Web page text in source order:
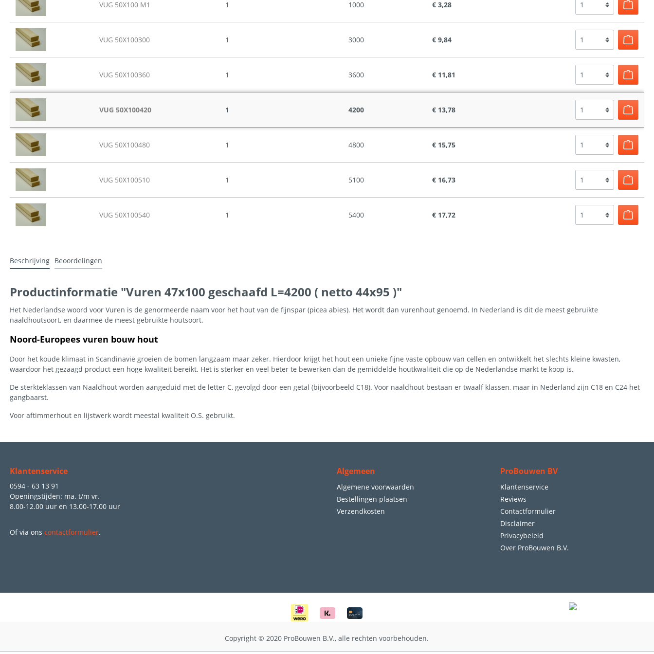
VUG 50X100 M1 1 1000 € 3,28
VUG 50X100300 1 3000 € 9,84
VUG 50X100360 1 3600 € 11,81
VUG 50X100420 1 4200 € 13,78
VUG 50X100480 1 4800 € 15,75
VUG 50X100510 1 5100 € 16,73
VUG 50X100540 1 5400 € 17,72
Beschrijving Beoordelingen
Productinformatie "Vuren 47x100 geschaafd L=4200 ( netto 44x95 )"
Het Nederlandse woord voor Vuren is de genormeerde naam voor het hout van de fijnspar (picea abies). Het wordt dan vurenhout genoemd. In Nederland is dit de meest gebruikte
naaldhoutsoort, en daarmee de meest gebruikte houtsoort.
Noord-Europees vuren bouw hout
Door het koude klimaat in Scandinavië groeien de bomen langzaam maar zeker. Hierdoor krijgt het hout een unieke fijne vaste opbouw van cellen en ontwikkelt het slechts kleine kwasten,
waardoor het gezaagd product een hoge kwaliteit bereikt. Het is sterker en veel beter te bewerken dan de gemiddelde houtkwaliteit die op de Nederlandse markt te koop is.
De sterkteklassen van Naaldhout worden aangeduid met de letter C, gevolgd door een getal (bijvoorbeeld C18). Voor naaldhout bestaan er twaalf klassen, maar in Nederland zijn C18 en C24 het
gangbaarst.
Voor aftimmerhout en lijstwerk wordt meestal kwaliteit O.S. gebruikt.
Klantenservice
0594 - 63 13 91
Openingstijden: ma. t/m vr.
8.00-12.00 uur en 13.00-17.00 uur
Of via ons contactformulier.
Algemeen
Algemene voorwaarden
Bestellingen plaatsen
Verzendkosten
ProBouwen BV
Klantenservice
Reviews
Contactformulier
Disclaimer
Privacybeleid
Over ProBouwen B.V.
Copyright © 2020 ProBouwen B.V., alle rechten voorbehouden.